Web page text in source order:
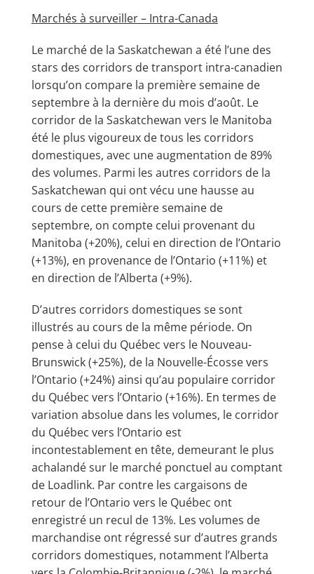
Marchés à surveiller – Intra-Canada
Le marché de la Saskatchewan a été l’une des
stars des corridors de transport intra-canadien
lorsqu’on compare la première semaine de
septembre à la dernière du mois d’août. Le
corridor de la Saskatchewan vers le Manitoba
été le plus vigoureux de tous les corridors
domestiques, avec une augmentation de 89%
des volumes. Parmi les autres corridors de la
Saskatchewan qui ont vécu une hausse au
cours de cette première semaine de
septembre, on compte celui provenant du
Manitoba (+20%), celui en direction de l’Ontario
(+13%), en provenance de l’Ontario (+11%) et
en direction de l’Alberta (+9%).
D’autres corridors domestiques se sont
illustrés au cours de la même période. On
pense à celui du Québec vers le Nouveau-
Brunswick (+25%), de la Nouvelle-Écosse vers
l’Ontario (+24%) ainsi qu’au populaire corridor
du Québec vers l’Ontario (+16%). En termes de
variation absolue dans les volumes, le corridor
du Québec vers l’Ontario est
incontestablement en tête, demeurant le plus
achalandé sur le marché ponctuel au comptant
de Loadlink. Par contre les cargaisons de
retour de l’Ontario vers le Québec ont
enregistré un recul de 13%. Les volumes de
marchandise ont régressé sur d’autres grands
corridors domestiques, notamment l’Alberta